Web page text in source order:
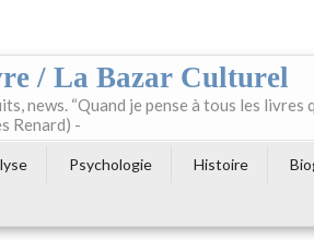
/ La Bazar Culturel
news. “Quand je pense à tous les livres
Renard) -
Psychologie Histoire